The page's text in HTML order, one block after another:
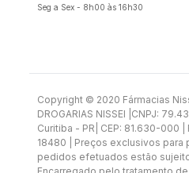
Seg a Sex - 8h00 às 16h30
Copyright ©️ 2020 Fármacias
DROGARIAS NISSEI |CNPJ:
Curitiba - PR| CEP: 81.630-000
18480 | Preços exclusivos para
pedidos efetuados estão